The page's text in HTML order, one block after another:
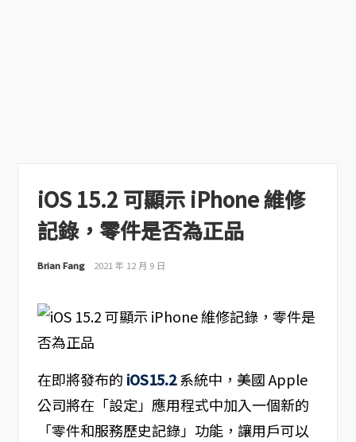
iOS 15.2 可顯示 iPhone 維修
記錄，零件是否為正品
Brian Fang 2021 年 12 月 9 日
在即將發布的 iOS15.2系統中，美國 Apple
公司將在「設定」應用程式中加入一個新的
「零件和服務歷史記錄」功能，讓用戶可以